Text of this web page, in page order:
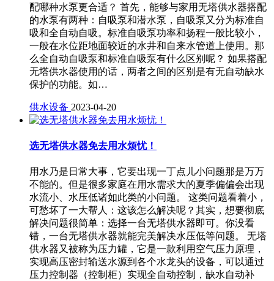
配哪种水泵更合适？ 首先，能够与家用无塔供水器搭配
的水泵有两种：自吸泵和潜水泵，自吸泵又分为标准自
吸和全自动自吸。标准自吸泵功率和扬程一般比较小，
一般在水位距地面较近的水井和自来水管道上使用。那
么全自动自吸泵和标准自吸泵有什么区别呢？ 如果搭配
无塔供水器使用的话，两者之间的区别是有无自动缺水
保护的功能。如…
供水设备 2023-04-20
选无塔供水器免去用水烦忧！
用水乃是日常大事，它要出现一丁点儿小问题那是万万
不能的。但是很多家庭在用水需求大的夏季偏偏会出现
水流小、水压低诸如此类的小问题。 这类问题看着小，
可愁坏了一大帮人：这该怎么解决呢？其实，想要彻底
解决问题很简单：选择一台无塔供水器即可。你没看
错，一台无塔供水器就能完美解决水压低等问题。 无塔
供水器又被称为压力罐，它是一款利用空气压力原理，
实现高压密封输送水源到各个水龙头的设备，可以通过
压力控制器（控制柜）实现全自动控制，缺水自动补